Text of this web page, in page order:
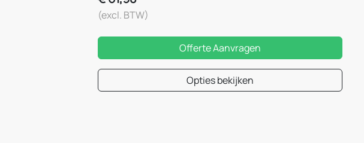
(excl. BTW)
Offerte Aanvragen
Opties bekijken